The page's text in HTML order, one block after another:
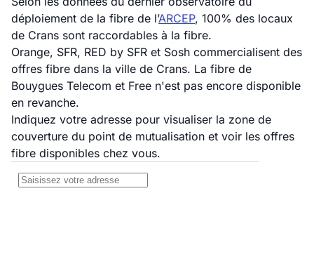
déploiement de la fibre de l’ARCEP, 100% des locaux
de Crans sont raccordables à la fibre.
Orange, SFR, RED by SFR et Sosh commercialisent des
offres fibre dans la ville de Crans. La fibre de
Bouygues Telecom et Free n'est pas encore disponible
en revanche.
Indiquez votre adresse pour visualiser la zone de
couverture du point de mutualisation et voir les offres
fibre disponibles chez vous.